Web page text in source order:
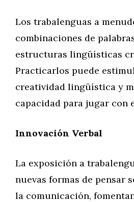
Los trabalenguas a
combinaciones de
estructuras lingüísticas
Practicarlos puede
creatividad lingüística y
capacidad para jugar con
Innovación Verbal
La exposición a
nuevas formas de pensar
la comunicación,